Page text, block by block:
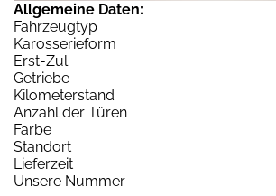
Allgemeine Daten:
Fahrzeugtyp
Karosserieform
Erst-Zul.
Getriebe
Kilometerstand
Anzahl der Türen
Farbe
Standort
Lieferzeit
Unsere Nummer